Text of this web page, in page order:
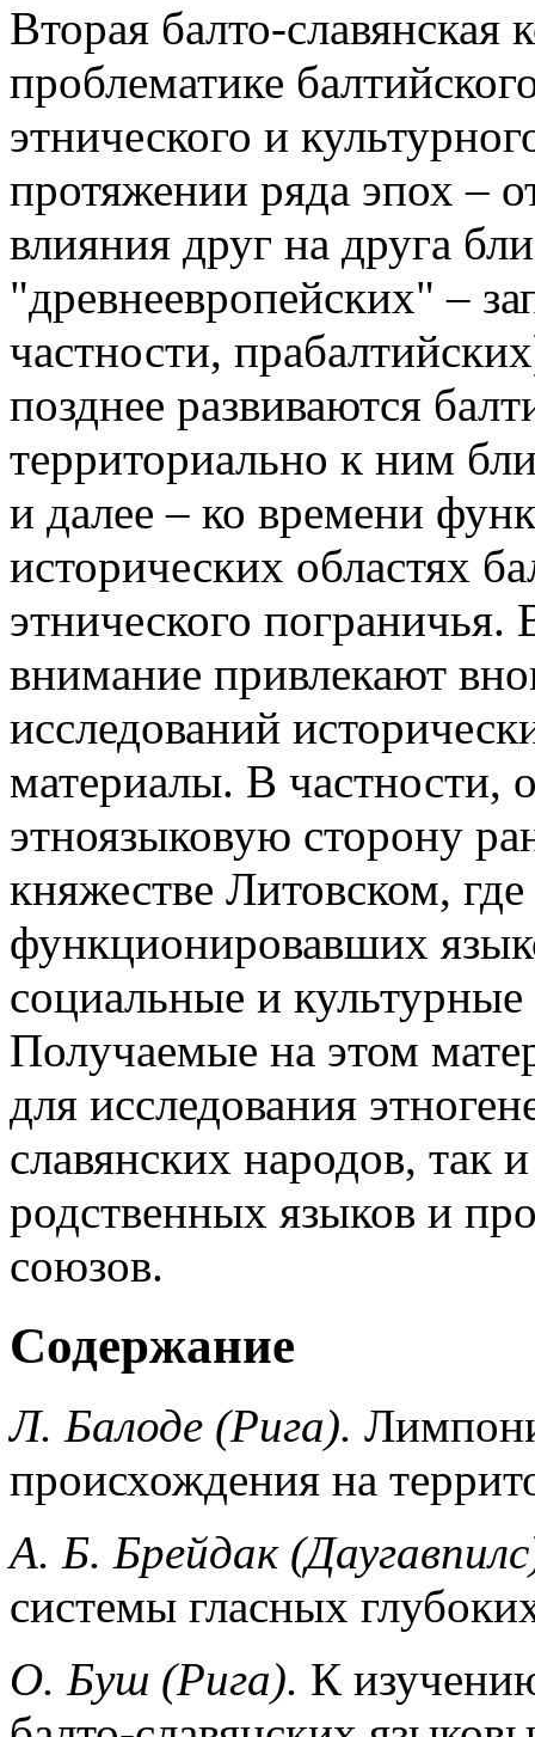
Вторая балто-
проблематике
этнического и
протяжении ряда эпох –
влияния друг на друга
"древнеевропейских" –
частности,
позднее развиваются
территориально к ним
и далее – ко времени
исторических областях
этнического пограничья.
внимание привлекают
исследований
материалы. В частности,
этноязыковую сторону
княжестве Литовском,
функционировавших
социальные и
Получаемые на этом
для исследования
славянских народов, так
родственных языков и
союзов.
Содержание
Л. Балодe (Рига).
происхождения на
А. Б. Бpeйдак
системы гласных
О. Буш (Рига). К